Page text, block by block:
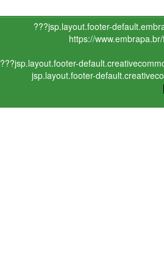
???jsp.layout.footer-
https://
???jsp.layout.footer-
jsp.layout.footer-